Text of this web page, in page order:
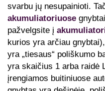
svarbu jų nesupainioti.
akumuliatoriuose
pažvelgsite į
kurios yra arčiau
yra „tiesaus“ poliškumo
yra skaičius 1 arba raidė
įrengiamos buitiniuose